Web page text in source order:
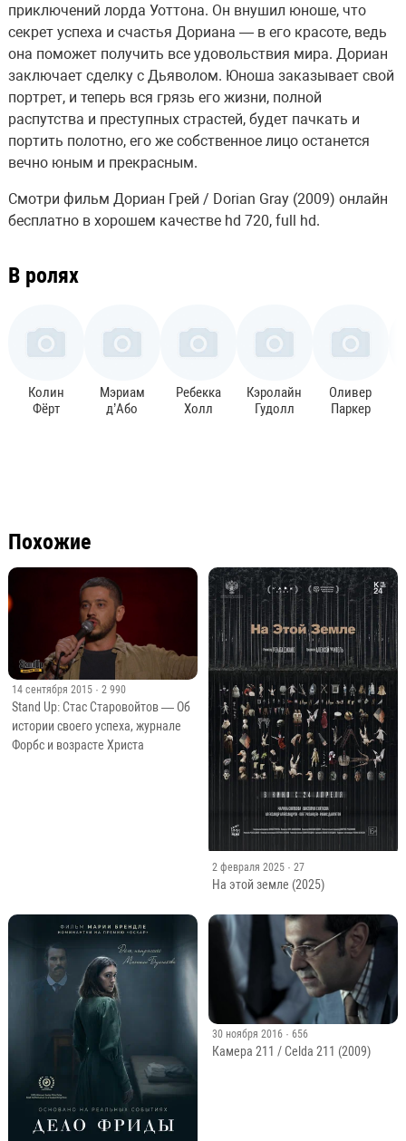
приключений лорда Уоттона. Он внушил юноше, что
секрет успеха и счастья Дориана — в его красоте, ведь
она поможет получить все удовольствия мира. Дориан
заключает сделку с Дьяволом. Юноша заказывает свой
портрет, и теперь вся грязь его жизни, полной
распутства и преступных страстей, будет пачкать и
портить полотно, его же собственное лицо останется
вечно юным и прекрасным.
Смотри фильм Дориан Грей / Dorian Gray (2009) онлайн
бесплатно в хорошем качестве hd 720, full hd.
В ролях
Колин
Фёрт
Мэриам
д’Або
Ребекка
Холл
Кэролайн
Гудолл
Оливер
Паркер
Похожие
14 сентября 2015 · 2 990
Stand Up: Стас Старовойтов — Об
истории своего успеха, журнале
Форбс и возрасте Христа
2 февраля 2025 · 27
На этой земле (2025)
30 ноября 2016 · 656
Камера 211 / Celda 211 (2009)